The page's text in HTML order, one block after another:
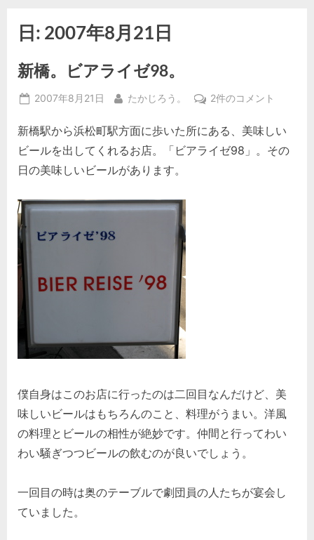
日: 2007年8月21日
新橋。ビアライゼ98。
Posted
2007年8月21日 By
たかじろう。
新
ビ
ア
2件のコメント
新橋駅から浜松町駅方面に歩いた所にある、美味しい
ビールを出してくれるお店。「ビアライゼ98」。その
日の美味しいビールがあります。
僕自身はこのお店に行ったのは二回目なんだけど、美
味しいビールはもちろんのこと、料理がうまい。洋風
の料理とビールの相性が絶妙です。仲間と行ってわい
わい騒ぎつつビールの飲むのが良いでしょう。
一回目の時は奥のテーブルで劇団員の人たちが宴会し
ていました。